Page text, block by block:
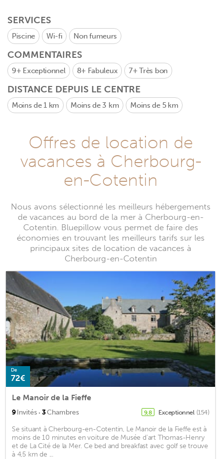
SERVICES
Piscine Wi-fi Non fumeurs
COMMENTAIRES
9+ Exceptionnel 8+ Fabuleux 7+Très bon
DISTANCE DEPUIS LE CENTRE
Moins de 1 km Moins de 3 km Moins de 5 km
Offres de location de
vacances à Cherbourg-
en-Cotentin
Nous avons sélectionné les meilleurs hébergements
de vacances au bord de la mer à Cherbourg-en-
Cotentin. Bluepillow vous permet de faire des
économies en trouvant les meilleurs tarifs sur les
principaux sites de location de vacances à
Cherbourg-en-Cotentin
De
72€
Le Manoir de la Fieffe
9Invités · 3Chambres 9,8 Exceptionnel (154)
Se situant à Cherbourg-en-Cotentin, Le Manoir de la Fieffe est à
moins de 10 minutes en voiture de Musée d'art Thomas-Henry
et de La Cité de la Mer. Ce bed and breakfast avec golf se trouve
à 4,5 km de ...